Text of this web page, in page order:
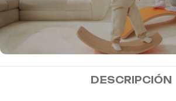
MIDEER
DESCRIPCIÓN